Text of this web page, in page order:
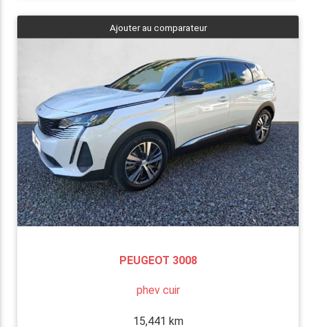
Ajouter au comparateur
PEUGEOT 3008
phev cuir
15,441 km